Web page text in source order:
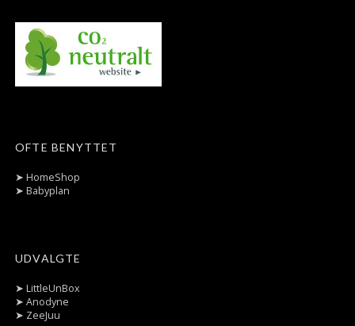
OFTE BENYTTET
➤ HomeShop
➤ Babyplan
UDVALGTE
➤ LittleUnBox
➤ Anodyne
➤ ZeeJuu